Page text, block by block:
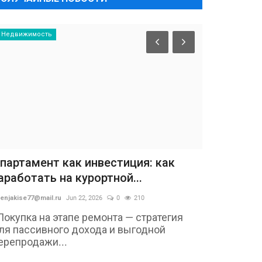
Недвижимость
как инвестиция: как
на курортной...
Jun 22, 2026 0 210
на этапе ремонта — стратегия
пассивного дохода и выгодной